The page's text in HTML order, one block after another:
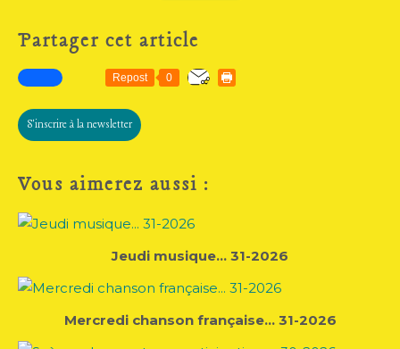
Partager cet article
Repost 0
S'inscrire à la newsletter
Vous aimerez aussi :
Jeudi musique... 31-2026
Mercredi chanson française... 31-2026